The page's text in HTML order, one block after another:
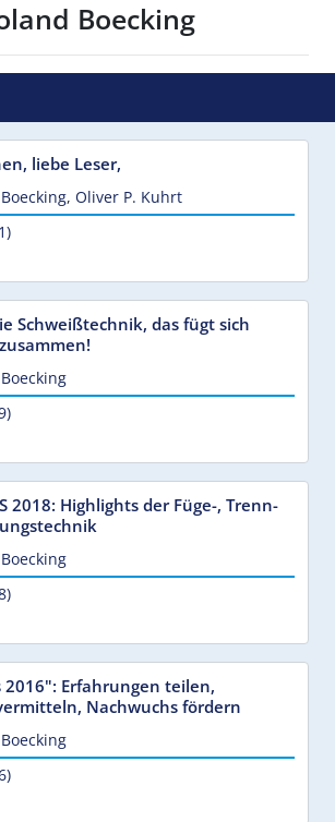
Boecking
liebe Leser,
, Oliver P. Kuhrt
Schweißtechnik, das fügt sich
2018: Highlights der Füge-, Trenn-
2016": Erfahrungen teilen,
Nachwuchs fördern